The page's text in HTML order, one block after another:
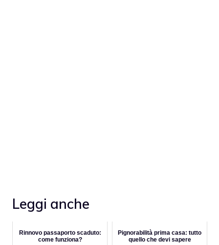
Leggi anche
Rinnovo passaporto scaduto:
come funziona?
Pignorabilità prima casa: tutto
quello che devi sapere